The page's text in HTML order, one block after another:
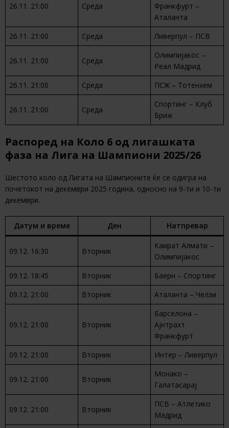
26.11. 21:00 Среда
Франкфурт –
Аталанта
26.11. 21:00
Среда Ливерпул – ПСВ
26.11. 21:00 Среда
Олимпијакос –
Реал Мадрид
26.11. 21:00
Среда ПСЖ – Тотенхем
26.11. 21:00 Среда
Спортинг – Клуб
Бриж
Распоред на Коло 6 од лигашката
фаза на Лига на Шампиони 2025/26
Шестото коло од Лигата на Шампионите ќе се одигра на
почетокот на декември 2025 година, односно на 9-ти и 10-ти
декември.
Датум и време Ден Натпревар
09.12. 16:30 Вторник
Каират Алмати –
Олимпијакос
09.12. 18:45
Вторник
Баерн – Спортинг
09.12. 21:00
Вторник Аталанта – Челзи
09.12. 21:00 Вторник
Барселона –
Ајнтрахт
Франкфурт
09.12. 21:00
Вторник Интер – Ливерпул
09.12. 21:00 Вторник
Монако –
Галатасарај
09.12. 21:00 Вторник
ПСВ – Атлетико
Мадрид